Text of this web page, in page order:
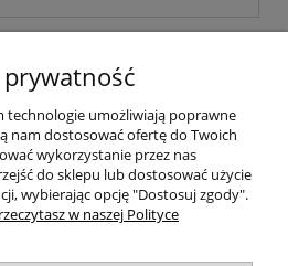
technologie umożliwiają poprawne
nam dostosować ofertę do Twoich
wykorzystanie przez nas
do sklepu lub dostosować użycie
wybierając opcję "Dostosuj zgody".
w naszej Polityce